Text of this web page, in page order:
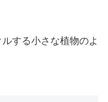
する小さな植物のよ